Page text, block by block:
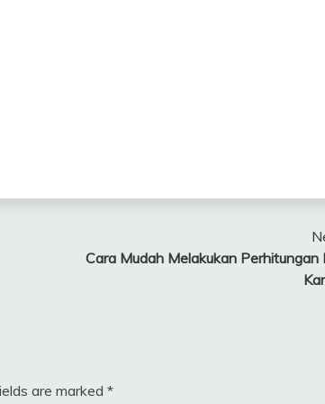
Cara Mudah Melakukan Perhitungan
are marked *